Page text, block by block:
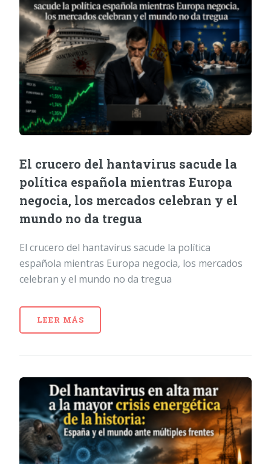
El crucero del hantavirus sacude la
política española mientras Europa
negocia, los mercados celebran y el
mundo no da tregua
El crucero del hantavirus sacude la política
española mientras Europa negocia, los mercados
celebran y el mundo no da tregua
LEER MÁS